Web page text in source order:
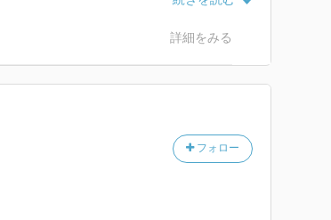
胸で新たな事件に向かっていく。
殺人に“さようなら”できるといいな。
詳細をみる
フォロー